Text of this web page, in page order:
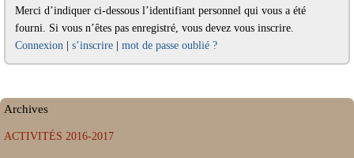
Merci d’indiquer ci-dessous l’identifiant personnel qui vous a été
fourni. Si vous n’êtes pas enregistré, vous devez vous inscrire.
Connexion | s’inscrire | mot de passe oublié ?
Archives
ACTIVITÉS 2016-2017